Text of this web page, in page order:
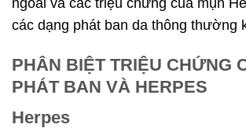
các dạng phát ban da thông thường
PHÂN BIỆT TRIỆU CHỨNG
PHÁT BAN VÀ HERPES
Herpes